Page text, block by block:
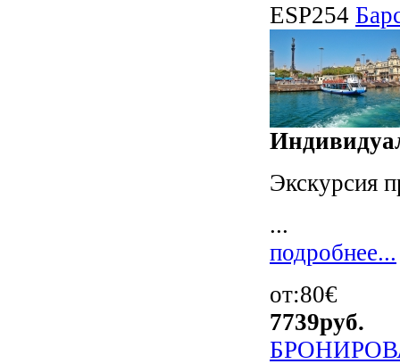
ESP254
Экскурсия
...
подробнее...
от:80€
7739руб.